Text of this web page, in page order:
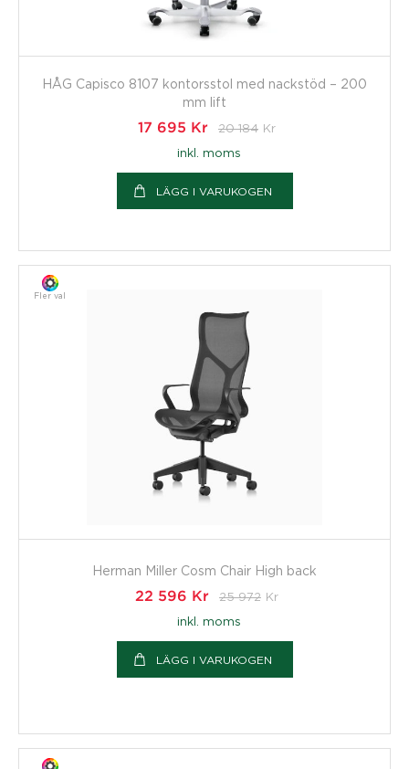
HÅG Capisco 8107 kontorsstol med nackstöd – 200
mm lift
17 695 Kr 20 184 Kr
inkl. moms
LÄGG I VARUKOGEN
Fler val
Herman Miller Cosm Chair High back
22 596 Kr 25 972 Kr
inkl. moms
LÄGG I VARUKOGEN